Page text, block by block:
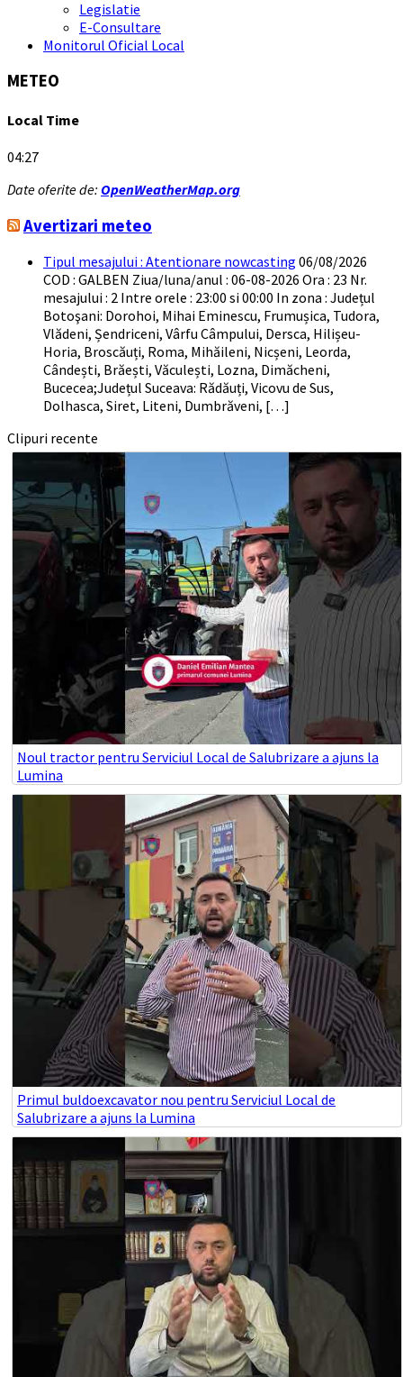
Legislatie
E-Consultare
Monitorul Oficial Local
METEO
Local Time
04:27
Date oferite de: OpenWeatherMap.org
Avertizari meteo
Tipul mesajului : Atentionare nowcasting 06/08/2026
COD : GALBEN Ziua/luna/anul : 06-08-2026 Ora : 23 Nr.
mesajului : 2 Intre orele : 23:00 si 00:00 In zona : Județul
Botoşani: Dorohoi, Mihai Eminescu, Frumușica, Tudora,
Vlădeni, Șendriceni, Vârfu Câmpului, Dersca, Hilișeu-
Horia, Broscăuți, Roma, Mihăileni, Nicșeni, Leorda,
Cândești, Brăești, Văculești, Lozna, Dimăcheni,
Bucecea;Județul Suceava: Rădăuți, Vicovu de Sus,
Dolhasca, Siret, Liteni, Dumbrăveni, […]
Clipuri recente
Noul tractor pentru Serviciul Local de Salubrizare a ajuns la
Lumina
Primul buldoexcavator nou pentru Serviciul Local de
Salubrizare a ajuns la Lumina